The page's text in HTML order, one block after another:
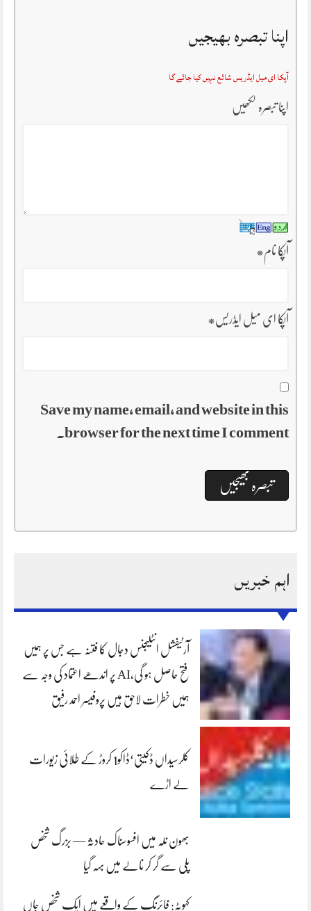
اپنا تبصرہ بھیجیں
آپکا ای میل ایڈریس شائع نہیں کیا جائے گا
اپنا تبصرہ لکھیں
آپکا نام*
آپکا ای میل ایڈریس*
Save my name, email, and website in this
browser for the next time I comment.
اہم خبریں
آرٹیفشل انٹلیجنس دجال کا فتنہ ہے جس پر ہمیں
فتح حاصل ہو گی،AI پر اندھے اعتماد کی وجہ سے
ہمیں خطرات لاحق ہیں پروفیسر احمد رفیق
کلرسیداں ڈکیتی‘ڈاکو1 کروڑ کے طلائی زیورات
لے اڑے
بھون نلہ میں افسوسناک حادثہ — بزرگ شخص
پلی سے گر کر نالے میں بہہ گیا
کہوٹہ: فائرنگ کے واقعے میں ایک شخص جاں